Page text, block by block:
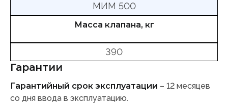
МИМ 500
Масса клапана, кг
390
Гарантии
Гарантийный срок эксплуатации – 12 месяцев
со дня ввода в эксплуатацию.